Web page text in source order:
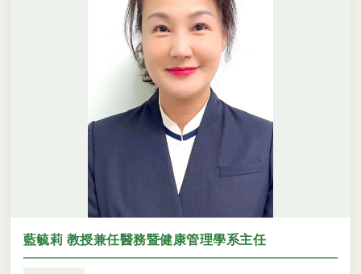
藍毓莉 教授兼任醫務暨健康管理學系主任